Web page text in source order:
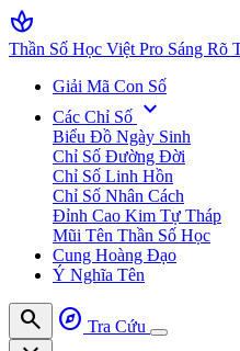
spa
Thần Số Học Việt Pro Sáng Rõ
Giải Mã Con Số
Các Chỉ Số expand_more
Biểu Đồ Ngày Sinh
Chỉ Số Đường Đời
Chỉ Số Linh Hồn
Chỉ Số Nhân Cách
Đỉnh Cao Kim Tự Tháp
Mũi Tên Thần Số Học
Cung Hoàng Đạo
Ý Nghĩa Tên
search explore Tra Cứu